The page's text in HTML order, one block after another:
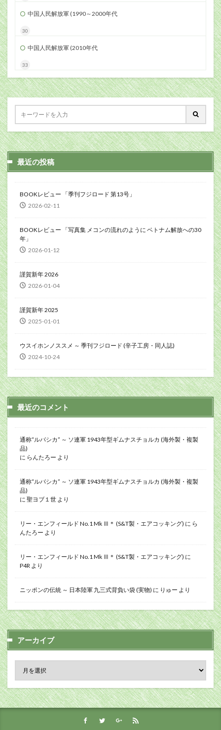
中国人民解放軍 (1990～2000年代
30
中国人民解放軍 (2010年代
33
最近の投稿
BOOKレビュー 「季刊フジロード 第13号」
2026-02-11
BOOKレビュー 「写真集 メコンの流れのように ベトナム解放への30
年」
2026-01-12
謹賀新年 2026
2026-01-04
謹賀新年 2025
2025-01-01
ウスイホンノススメ ～ 季刊フジロード (辛子工房・同人誌)
2024-10-24
最近のコメント
通称“ルバシカ” ～ ソ連軍 1943年型ギムナスチョルカ (海外製・複製
品)
に らんたろー より
通称“ルバシカ” ～ ソ連軍 1943年型ギムナスチョルカ (海外製・複製
品)
に 聖ヨブ１世 より
リー・エンフィールド No.1 Mk Ⅲ＊ (S&T製・エアコッキング) に ら
んたろー より
リー・エンフィールド No.1 Mk Ⅲ＊ (S&T製・エアコッキング) に
P4R より
ニッポンの伝統 ～ 日本陸軍 九三式背負い袋 (実物) に りゅー より
アーカイブ